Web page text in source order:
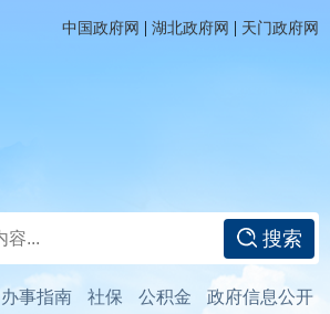
中国政府网 | 湖北政府网 | 天门政府网
搜索
办事指南 社保 公积金 政府信息公开